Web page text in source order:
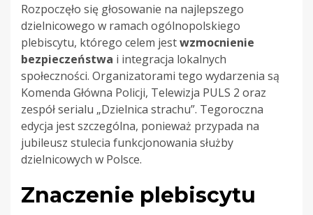
Rozpoczęło się głosowanie na najlepszego
dzielnicowego w ramach ogólnopolskiego
plebiscytu, którego celem jestwzmocnienie
bezpieczeństwa i integracja lokalnych
społeczności. Organizatorami tego wydarzenia są
Komenda Główna Policji, Telewizja PULS 2 oraz
zespół serialu „Dzielnica strachu”. Tegoroczna
edycja jest szczególna, ponieważ przypada na
jubileusz stulecia funkcjonowania służby
dzielnicowych w Polsce.
Znaczenie plebiscytu